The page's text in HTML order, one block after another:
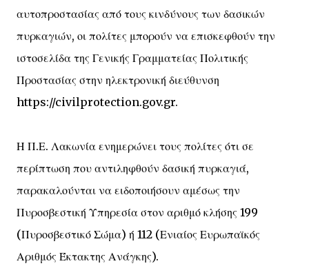
αυτοπροστασίας από τους κινδύνους των δασικών
πυρκαγιών, οι πολίτες μπορούν να επισκεφθούν την
ιστοσελίδα της Γενικής Γραμματείας Πολιτικής
Προστασίας στην ηλεκτρονική διεύθυνση
https://civilprotection.gov.gr.
Η Π.Ε. Λακωνία ενημερώνει τους πολίτες ότι σε
περίπτωση που αντιληφθούν δασική πυρκαγιά,
παρακαλούνται να ειδοποιήσουν αμέσως την
Πυροσβεστική Υπηρεσία στον αριθμό κλήσης 199
(Πυροσβεστικό Σώμα) ή 112 (Ενιαίος Ευρωπαϊκός
Αριθμός Έκτακτης Ανάγκης).